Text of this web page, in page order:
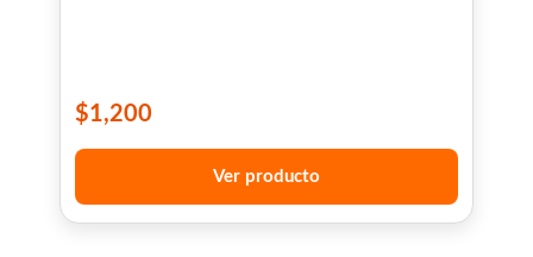
$1,200
Ver producto